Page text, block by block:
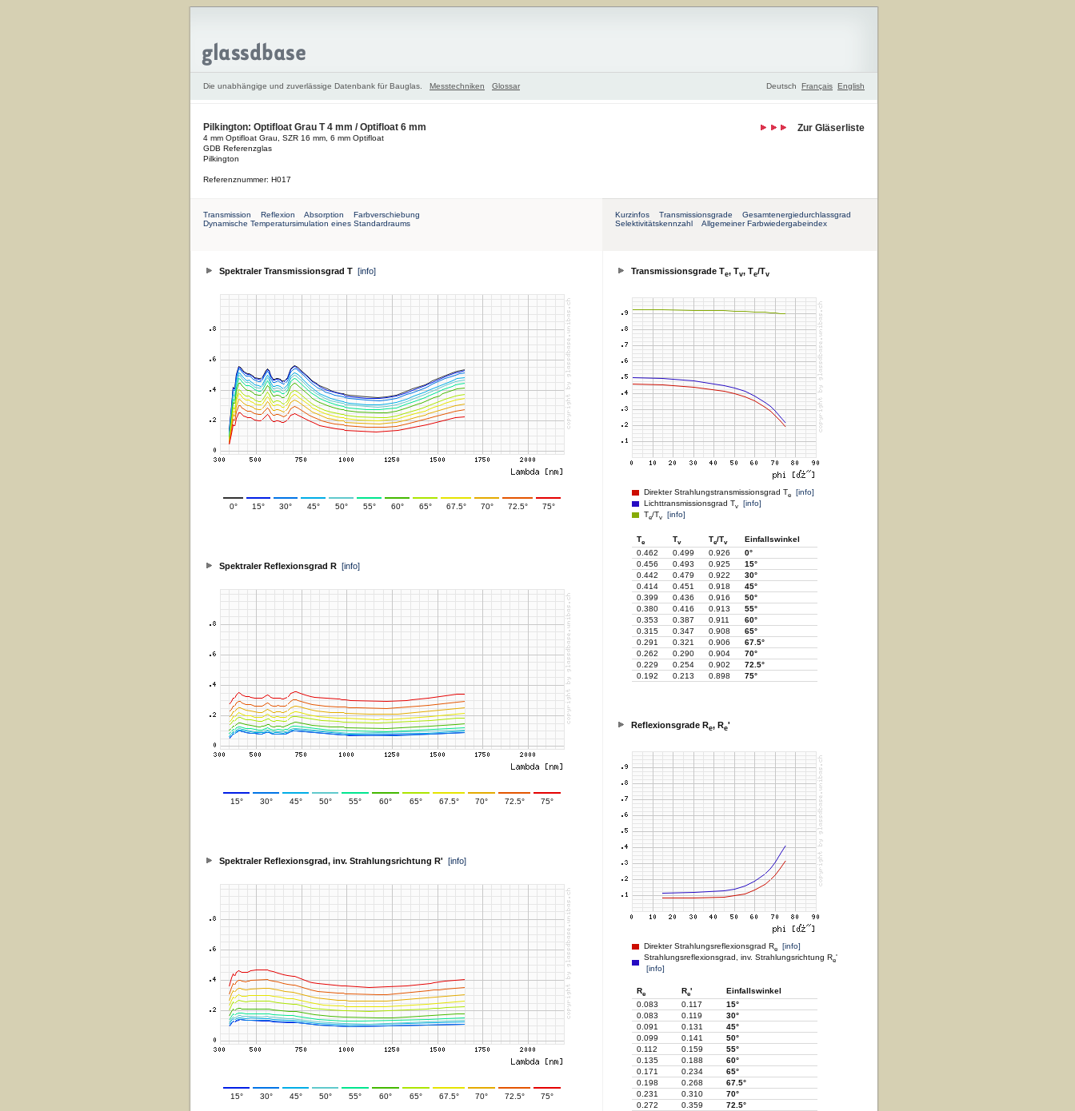
Deutsch Français English
Die unabhängige und zuverlässige Datenbank für Bauglas. Messtechniken Glossar
Zur Gläserliste
Pilkington: Optifloat Grau T 4 mm / Optifloat 6 mm
4 mm Optifloat Grau, SZR 16 mm, 6 mm Optifloat
GDB Referenzglas
Pilkington
Referenznummer: H017
Kurzinfos Transmissionsgrade
Gesamtenergiedurchlassgrad
Selektivitätskennzahl
Allgemeiner Farbwiedergabeindex
Transmissionsgrade Te, Tv, Te/Tv
Direkter Strahlungstransmissionsgrad Te [info]
Lichttransmissionsgrad Tv [info]
Te/Tv [info]
Te Tv Te/Tv
Einfallswinkel
0.462
0.499 0.926
0°
0.456
0.493 0.925
15°
0.442
0.479 0.922
30°
0.414
0.451 0.918
45°
0.399
0.436 0.916
50°
0.380
0.416 0.913
55°
0.353
0.387 0.911
60°
0.315
0.347 0.908
65°
0.291
0.321 0.906
67.5°
0.262
0.290 0.904
70°
0.229
0.254 0.902
72.5°
0.192
0.213 0.898 75°
Reflexionsgrade Re, Re'
Direkter Strahlungsreflexionsgrad Re
[info]
Strahlungsreflexionsgrad, inv. Strahlungsrichtung Re'
[info]
Re Re'
Einfallswinkel
0.083
0.117
15°
0.083
0.119
30°
0.091
0.131
45°
0.099
0.141
50°
0.112
0.159
55°
0.135
0.188
60°
0.171
0.234
65°
0.198
0.268
67.5°
0.231
0.310
70°
0.272
0.359
72.5°
Transmission Reflexion Absorption
Farbverschiebung
Dynamische Temperatursimulation eines Standardraums
Spektraler Transmissionsgrad T [info]
0° 15° 30° 45° 50° 55° 60° 65° 67.5° 70° 72.5° 75°
Spektraler Reflexionsgrad R [info]
15° 30° 45° 50° 55° 60° 65° 67.5° 70° 72.5° 75°
Spektraler Reflexionsgrad, inv. Strahlungsrichtung R' [info]
15° 30° 45° 50° 55° 60° 65° 67.5° 70° 72.5° 75°